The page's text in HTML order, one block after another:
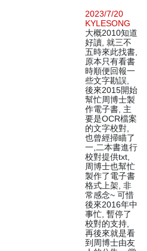
2023/7/20
KYLESONG
大概2010知道
好讀, 就三不
五時來此找書,
原本只有看書
時順便回報一
些文字勘誤,
後來2015開始
幫忙周博士製
作電子書, 主
要是OCR檔案
的文字校對,
也曾經掃瞄了
一,二本書進行
校對提供txt,
周博士也幫忙
製作了電子書
格式上架, 非
常感念~ 可惜
後來2016年中
事忙, 暫停了
校對的支持,
再後來就是看
到周博士由友